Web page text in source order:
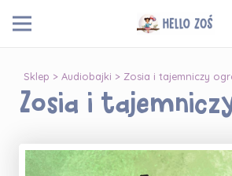
Sklep > Audiobajki > Zosia i tajemniczy
Zosia i